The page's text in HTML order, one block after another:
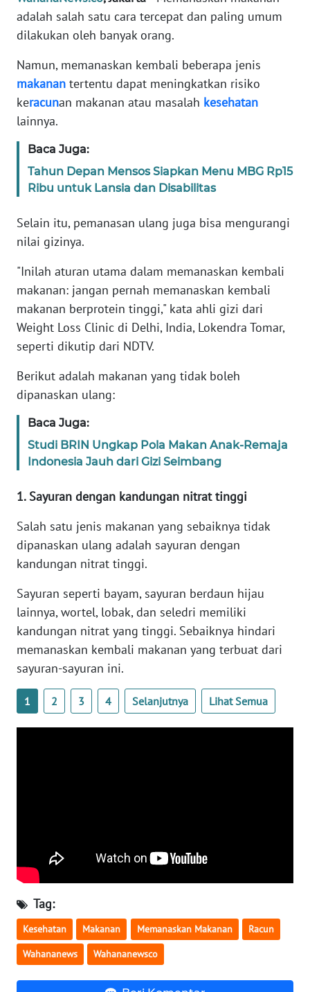
adalah salah satu cara tercepat dan paling umum
dilakukan oleh banyak orang.
Namun, memanaskan kembali beberapa jenis
makanan tertentu dapat meningkatkan risiko
keracunan makanan atau masalah kesehatan
lainnya.
Baca Juga:
Tahun Depan Mensos Siapkan Menu MBG Rp15
Ribu untuk Lansia dan Disabilitas
Selain itu, pemanasan ulang juga bisa mengurangi
nilai gizinya.
"Inilah aturan utama dalam memanaskan kembali
makanan: jangan pernah memanaskan kembali
makanan berprotein tinggi," kata ahli gizi dari
Weight Loss Clinic di Delhi, India, Lokendra Tomar,
seperti dikutip dari NDTV.
Berikut adalah makanan yang tidak boleh
dipanaskan ulang:
Baca Juga:
Studi BRIN Ungkap Pola Makan Anak-Remaja
Indonesia Jauh dari Gizi Seimbang
1. Sayuran dengan kandungan nitrat tinggi
Salah satu jenis makanan yang sebaiknya tidak
dipanaskan ulang adalah sayuran dengan
kandungan nitrat tinggi.
Sayuran seperti bayam, sayuran berdaun hijau
lainnya, wortel, lobak, dan seledri memiliki
kandungan nitrat yang tinggi. Sebaiknya hindari
memanaskan kembali makanan yang terbuat dari
sayuran-sayuran ini.
1 2 3 4 Selanjutnya Lihat Semua
Tag:
Kesehatan Makanan Memanaskan Makanan Racun
Wahananews Wahananewsco
Informasi
INDEKS
KONTAK
KAMI
IKLAN
TENTANG
PEDOMAN
SIBER
REDAKSI
KARIR
DISCLAIMER
Wahana
Regional
SUMUT
WN
JAKARTA
JABAR
WN
BANTEN
NTT
BARAT
WN
RIAU
WN
SERAMBI